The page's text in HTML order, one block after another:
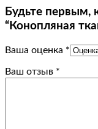
Будьте первым,
“Конопляная
Ваша оценка *
Ваш отзыв *